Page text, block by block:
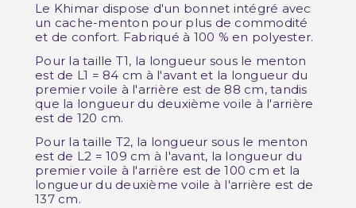
Le Khimar dispose d'un bonnet intégré avec
un cache-menton pour plus de commodité
et de confort. Fabriqué à 100 % en polyester.
Pour la taille T1, la longueur sous le menton
est de L1 = 84 cm à l'avant et la longueur du
premier voile à l'arrière est de 88 cm, tandis
que la longueur du deuxième voile à l'arrière
est de 120 cm.
Pour la taille T2, la longueur sous le menton
est de L2 = 109 cm à l'avant, la longueur du
premier voile à l'arrière est de 100 cm et la
longueur du deuxième voile à l'arrière est de
137 cm.